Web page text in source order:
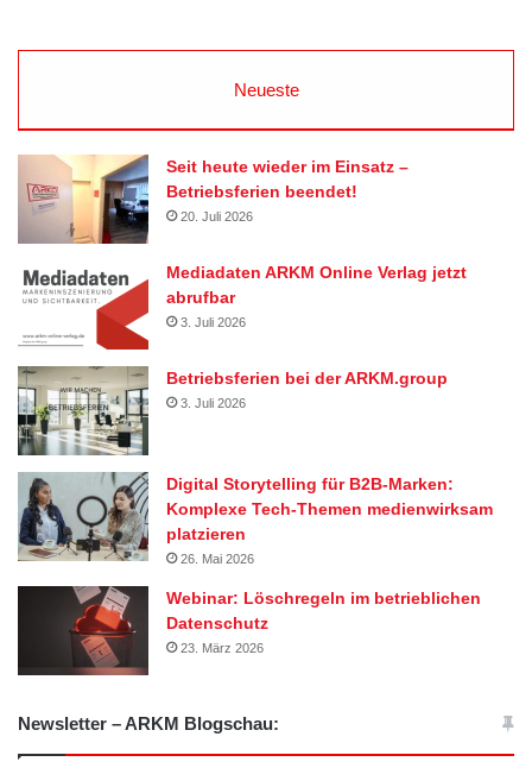
Neueste
Seit heute wieder im Einsatz –
Betriebsferien beendet!
20. Juli 2026
Mediadaten ARKM Online Verlag jetzt
abrufbar
3. Juli 2026
Betriebsferien bei der ARKM.group
3. Juli 2026
Digital Storytelling für B2B-Marken:
Komplexe Tech-Themen medienwirksam
platzieren
26. Mai 2026
Webinar: Löschregeln im betrieblichen
Datenschutz
23. März 2026
Newsletter – ARKM Blogschau: